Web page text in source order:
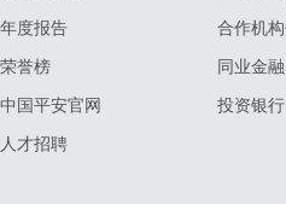
年度报告
荣誉榜
中国平安官网
人才招聘
合作机
同业金融
投资银行